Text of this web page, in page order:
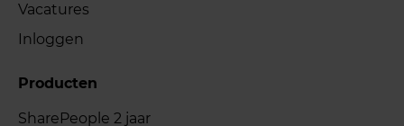
Vacatures
Inloggen
Producten
SharePeople 2 jaar